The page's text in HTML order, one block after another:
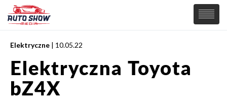
PREMIERY
SAMOCHODY
Wiadomości
MOTORSPORT
Elektryczne | 10.05.22
Elektryczna Toyota
bZ4X